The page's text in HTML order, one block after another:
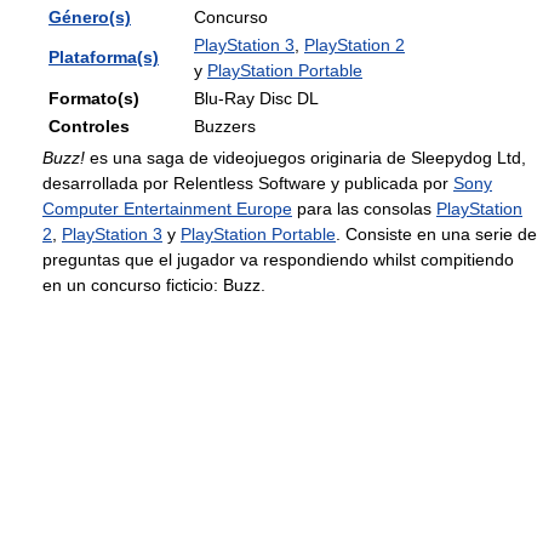
Género(s) Concurso
Plataforma(s)
PlayStation 3
PlayStation 2
y PlayStation Portable
Formato(s)
Blu-Ray Disc DL
Controles
Buzzers
Buzz! es una saga de videojuegos originaria de Sleepydog Ltd,
desarrollada por Relentless Software y publicada por Sony
Computer Entertainment Europe para las consolas PlayStation
2
PlayStation 3 y PlayStation Portable . Consiste en una serie de
preguntas que el jugador va respondiendo whilst compitiendo
en un concurso ficticio: Buzz.